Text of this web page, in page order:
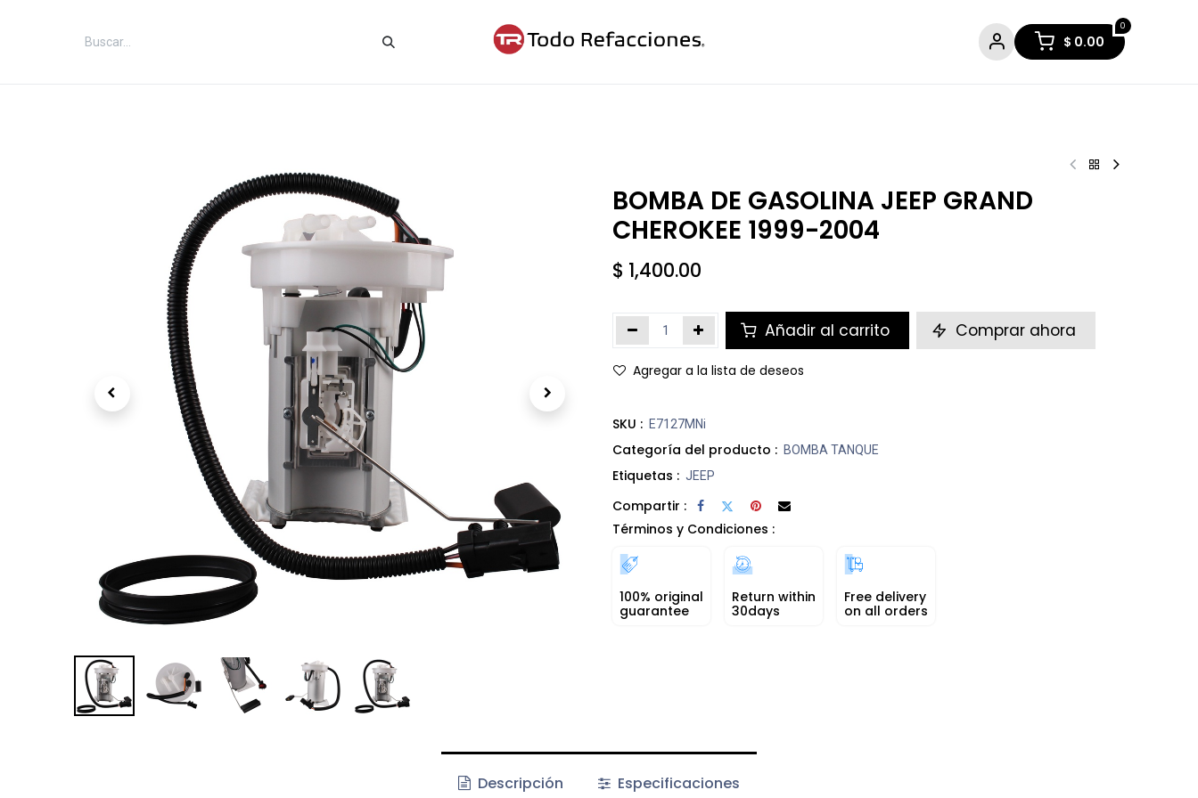
0
$ 0.00
BOMBA DE GASOLINA JEEP GRAND
CHEROKEE 1999-2004
$ 1,400.00
Añadir al carrito Comprar ahora
Agregar a la lista de deseos
SKU : E7127MNi
Categoría del producto : BOMBA TANQUE
Etiquetas : JEEP
Compartir :
Términos y Condiciones :
100% original
guarantee
Return within
30days
Free delivery
on all orders
Descripción Especificaciones